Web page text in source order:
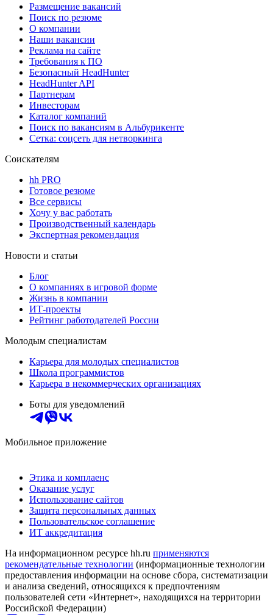
Размещение вакансий
Поиск по резюме
О компании
Наши вакансии
Реклама на сайте
Требования к ПО
Безопасный HeadHunter
HeadHunter API
Партнерам
Инвесторам
Каталог компаний
Поиск по вакансиям в Альбурикенте
Сетка: соцсеть для нетворкинга
Соискателям
hh PRO
Готовое резюме
Все сервисы
Хочу у вас работать
Производственный календарь
Экспертная рекомендация
Новости и статьи
Блог
О компаниях в игровой форме
Жизнь в компании
ИТ-проекты
Рейтинг работодателей России
Молодым специалистам
Карьера для молодых специалистов
Школа программистов
Карьера в некоммерческих организациях
Боты для уведомлений
Мобильное приложение
Этика и комплаенс
Оказание услуг
Использование сайтов
Защита персональных данных
Пользовательское соглашение
ИТ аккредитация
На информационном ресурсе hh.ru применяются
рекомендательные технологии (информационные технологии
предоставления информации на основе сбора, систематизации
и анализа сведений, относящихся к предпочтениям
пользователей сети «Интернет», находящихся на территории
Российской Федерации)